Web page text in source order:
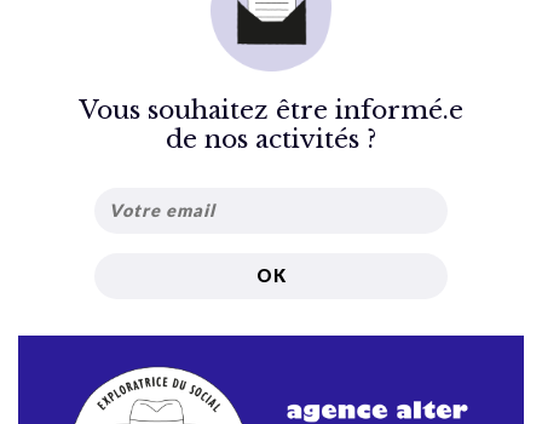
Vous souhaitez être informé.e
de nos activités ?